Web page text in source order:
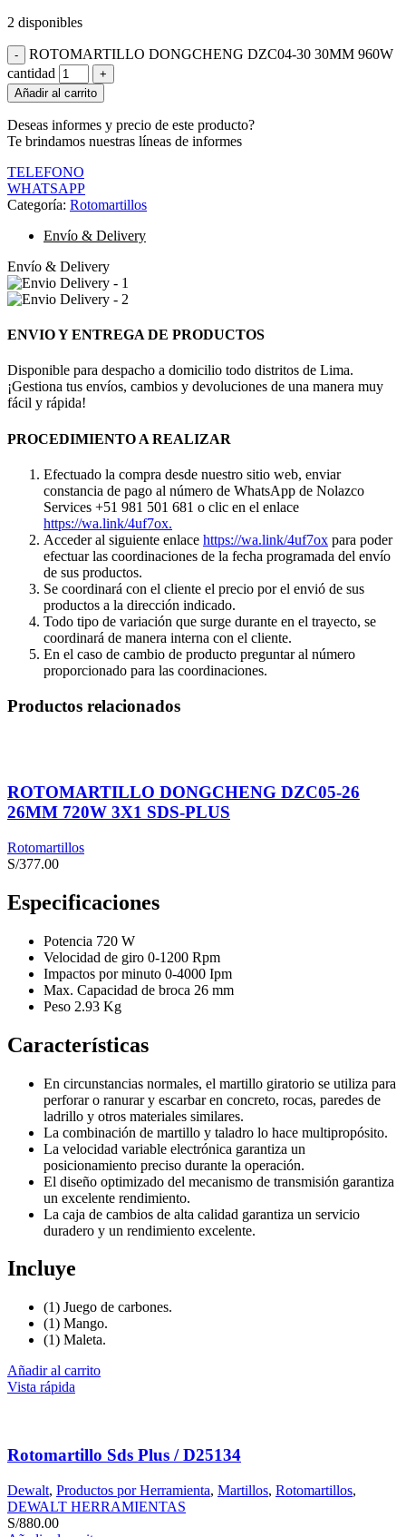
2 disponibles
ROTOMARTILLO DONGCHENG DZC04-30 30MM 960W
cantidad
Añadir al carrito
Deseas informes y precio de este producto?
Te brindamos nuestras líneas de informes
TELEFONO
WHATSAPP
Categoría: Rotomartillos
Envío & Delivery
Envío & Delivery
ENVIO Y ENTREGA DE PRODUCTOS
Disponible para despacho a domicilio todo distritos de Lima.
¡Gestiona tus envíos, cambios y devoluciones de una manera muy
fácil y rápida!
PROCEDIMIENTO A REALIZAR
Efectuado la compra desde nuestro sitio web, enviar
constancia de pago al número de WhatsApp de Nolazco
Services +51 981 501 681 o clic en el enlace
https://wa.link/4uf7ox.
Acceder al siguiente enlace https://wa.link/4uf7ox para poder
efectuar las coordinaciones de la fecha programada del envío
de sus productos.
Se coordinará con el cliente el precio por el envió de sus
productos a la dirección indicado.
Todo tipo de variación que surge durante en el trayecto, se
coordinará de manera interna con el cliente.
En el caso de cambio de producto preguntar al número
proporcionado para las coordinaciones.
Productos relacionados
ROTOMARTILLO DONGCHENG DZC05-26
26MM 720W 3X1 SDS-PLUS
Rotomartillos
S/377.00
Especificaciones
Potencia 720 W
Velocidad de giro 0-1200 Rpm
Impactos por minuto 0-4000 Ipm
Max. Capacidad de broca 26 mm
Peso 2.93 Kg
Características
En circunstancias normales, el martillo giratorio se utiliza para
perforar o ranurar y escarbar en concreto, rocas, paredes de
ladrillo y otros materiales similares.
La combinación de martillo y taladro lo hace multipropósito.
La velocidad variable electrónica garantiza un
posicionamiento preciso durante la operación.
El diseño optimizado del mecanismo de transmisión garantiza
un excelente rendimiento.
La caja de cambios de alta calidad garantiza un servicio
duradero y un rendimiento excelente.
Incluye
(1) Juego de carbones.
(1) Mango.
(1) Maleta.
Añadir al carrito
Vista rápida
Rotomartillo Sds Plus / D25134
Dewalt, Productos por Herramienta, Martillos, Rotomartillos,
DEWALT HERRAMIENTAS
S/880.00